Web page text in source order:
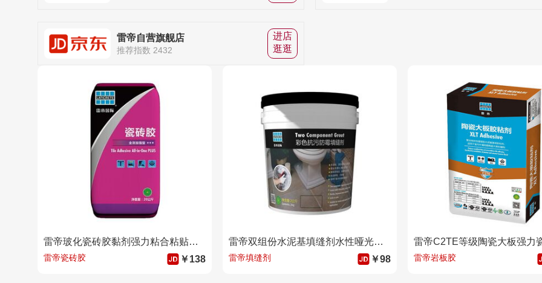
雷帝自营旗舰店
推荐指数 2432
进店
逛逛
雷帝玻化瓷砖胶黏剂强力粘合粘贴大理石材地砖墙砖黏贴瓷砖脱落修复 白色
雷帝瓷砖胶 ￥138
雷帝双组份水泥基填缝剂水性哑光美缝剂室外户外卫生间厨房地暖地砖瓷砖木纹砖防水防霉勾缝剂 1644象牙白
雷帝填缝剂 ￥98 雷帝岩板胶